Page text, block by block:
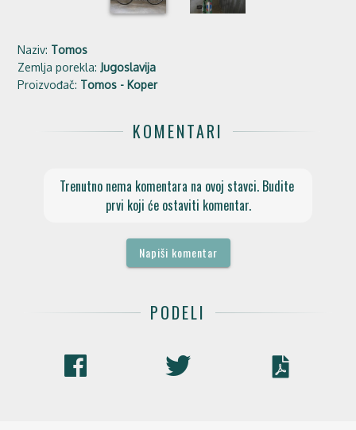
Naziv: Tomos
Zemlja porekla: Jugoslavija
Proizvođač: Tomos - Koper
KOMENTARI
Trenutno nema komentara na ovoj stavci. Budite
prvi koji će ostaviti komentar.
Napiši komentar
PODELI